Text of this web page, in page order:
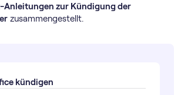
zur Kündigung der
zusammengestellt.
kündigen